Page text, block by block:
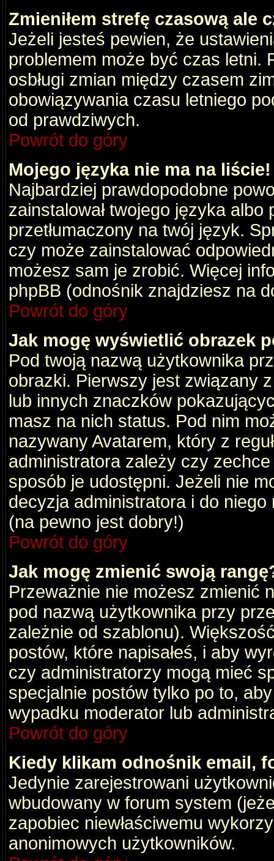
Zmieniłem strefę czasową ale
Jeżeli jesteś pewien, że
problemem może być czas letni.
osbługi zmian między czasem
obowiązywania czasu letniego
od prawdziwych.
Powrót do góry
Mojego języka nie ma na liście!
Najbardziej prawdopodobne
zainstalował twojego języka albo
przetłumaczony na twój język.
czy może zainstalować
możesz sam je zrobić. Więcej
phpBB (odnośnik znajdziesz na
Powrót do góry
Jak mogę wyświetlić obrazek
Pod twoją nazwą użytkownika
obrazki. Pierwszy jest związany
lub innych znaczków
masz na nich status. Pod nim
nazywany Avatarem, który z
administratora zależy czy
sposób je udostępni. Jeżeli nie
decyzja administratora i do
(na pewno jest dobry!)
Powrót do góry
Jak mogę zmienić swoją
Przeważnie nie możesz zmienić
pod nazwą użytkownika przy
zależnie od szablonu).
postów, które napisałeś, i aby
czy administratorzy mogą mieć
specjalnie postów tylko po to,
wypadku moderator lub
Powrót do góry
Kiedy klikam odnośnik email,
Jedynie zarejestrowani
wbudowany w forum system
zapobiec niewłaściwemu
anonimowych użytkowników.